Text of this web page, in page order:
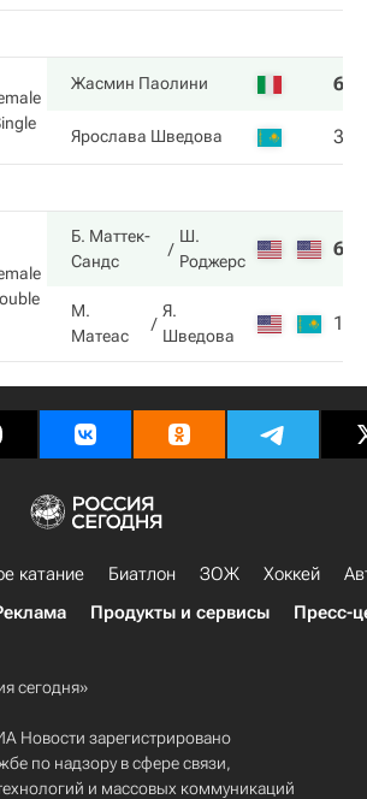
Жасмин Паолини 6
Ярослава Шведова 3
Б. Маттек-
Сандс
Ш.
Роджерс
6
М.
Матеас
Я.
Шведова
1
катание Биатлон ЗОЖ Хоккей
Продукты и сервисы Пресс-
сегодня»
Новости зарегистрировано
по надзору в сфере связи,
и массовых коммуникаций